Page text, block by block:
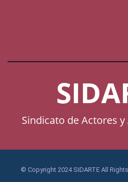
Sindicato de Actores
© Copyright 2024 SIDARTE All